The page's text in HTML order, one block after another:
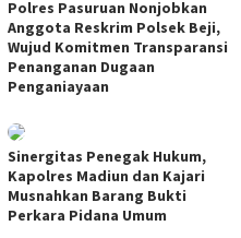
Polres Pasuruan Nonjobkan
Anggota Reskrim Polsek Beji,
Wujud Komitmen Transparansi
Penanganan Dugaan
Penganiayaan
Sinergitas Penegak Hukum,
Kapolres Madiun dan Kajari
Musnahkan Barang Bukti
Perkara Pidana Umum